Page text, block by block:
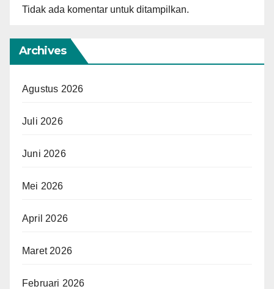
Tidak ada komentar untuk ditampilkan.
Archives
Agustus 2026
Juli 2026
Juni 2026
Mei 2026
April 2026
Maret 2026
Februari 2026